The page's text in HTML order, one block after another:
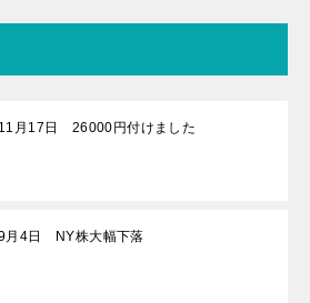
月17日 26000円付けました
月4日 NY株大幅下落